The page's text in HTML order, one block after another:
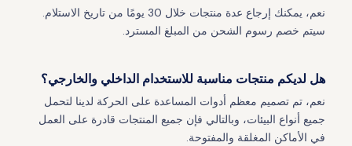
نعم، يمكنك إرجاع عدة منتجات خلال 30 يومًا من تاريخ الاستلام.
سيتم خصم رسوم الشحن من المبلغ المسترد.
هل لديكم منتجات مناسبة للاستخدام الداخلي والخارجي؟
نعم، تم تصميم معظم أدوات المساعدة على الحركة لدينا لتحمل
جميع أنواع البيئات، وبالتالي فإن جميع المنتجات قادرة على العمل
في الأماكن المغلقة والمفتوحة.